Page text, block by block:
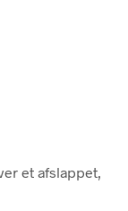
et afslappet,